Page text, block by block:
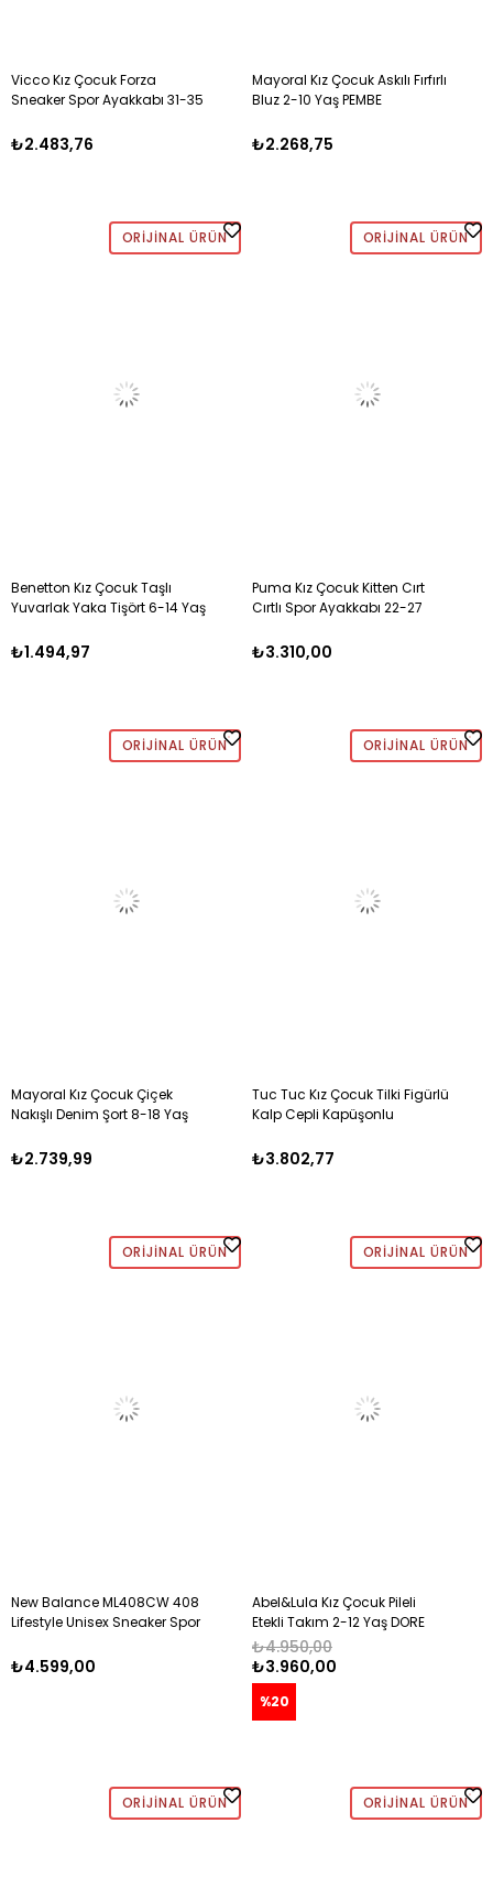
Vicco Kız Çocuk Forza
Sneaker Spor Ayakkabı 31-35
₺2.483,76
Mayoral Kız Çocuk Askılı Fırfırlı
Bluz 2-10 Yaş PEMBE
₺2.268,75
ORIJINAL ÜRÜN
Benetton Kız Çocuk Taşlı
Yuvarlak Yaka Tişört 6-14 Yaş
₺1.494,97
ORIJINAL ÜRÜN
Puma Kız Çocuk Kitten Cırt
Cırtlı Spor Ayakkabı 22-27
₺3.310,00
ORIJINAL ÜRÜN
Mayoral Kız Çocuk Çiçek
Nakışlı Denim Şort 8-18 Yaş
₺2.739,99
ORIJINAL ÜRÜN
Tuc Tuc Kız Çocuk Tilki Figürlü
Kalp Cepli Kapüşonlu
Takım 2-10 Yaş FUŞYA
₺3.802,77
ORIJINAL ÜRÜN
New Balance ML408CW 408
Lifestyle Unisex Sneaker Spor
₺4.599,00
ORIJINAL ÜRÜN
Abel&Lula Kız Çocuk Pileli
Etekli Takım 2-12 Yaş DORE
₺3.960,00
₺4.950,00
%20
ORIJINAL ÜRÜN ORIJINAL ÜRÜN